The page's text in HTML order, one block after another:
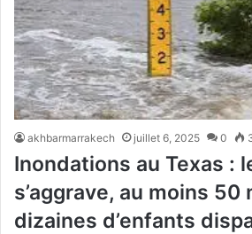
akhbarmarrakech juillet 6, 2025 0
Inondations au Texas :
s’aggrave, au moins
dizaines d’enfants